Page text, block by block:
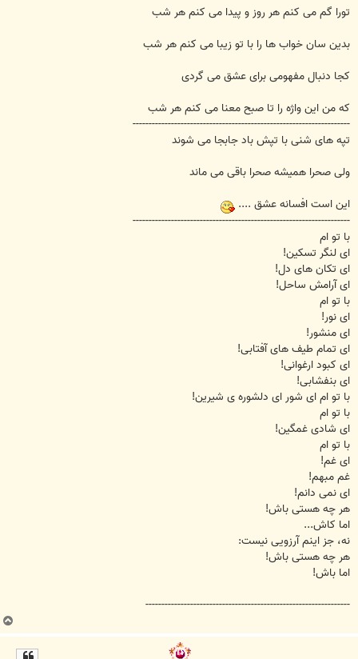
تورا گم می کنم هر روز و پیدا می کنم هر شب
بدین سان خواب ها را با تو زیبا می کنم هر شب
کجا دنبال مفهومی برای عشق می گردی
که من این واژه را تا صبح معنا می کنم هر شب
--------------------------------------------------------------------
تپه های شنی با تپش باد جابجا می شوند
ولی صحرا همیشه صحرا باقی می ماند
این است افسانه عشق ....
--------------------------------------------------------------------
با تو ام
ای لنگر تسکين!
ای تکان های دل!
ای آرامش ساحل!
با تو ام
ای نور!
ای منشور!
ای تمام طيف های آفتابی!
ای کبود ارغوانی!
ای بنفشابی!
با تو ام ای شور ای دلشوره ی شيرين!
با تو ام
ای شادی غمگين!
با تو ام
ای غم!
غم مبهم!
ای نمی دانم!
هر چه هستی باش!
اما کاش...
نه، جز اينم آرزويی نيست:
هر چه هستی باش!
اما باش!
----------------------------------------------------------------
ب
ا